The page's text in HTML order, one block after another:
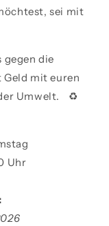
sei mit
gegen die
mit euren
Umwelt. ♻️
Uhr